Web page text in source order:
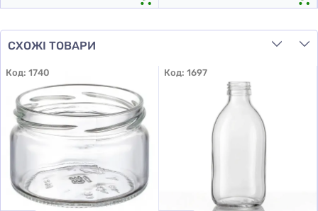
СХОЖІ ТОВАРИ
Код: 1740 Код: 1697